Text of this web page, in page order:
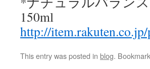
150ml
http://
This entry was posted in blog.